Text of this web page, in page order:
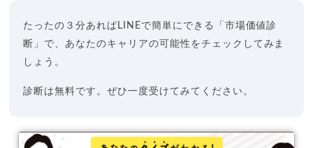
たったの３分あればLINEで簡単にできる「市場価値診
断」で、あなたのキャリアの可能性をチェックしてみま
しょう。
診断は無料です。ぜひ一度受けてみてください。